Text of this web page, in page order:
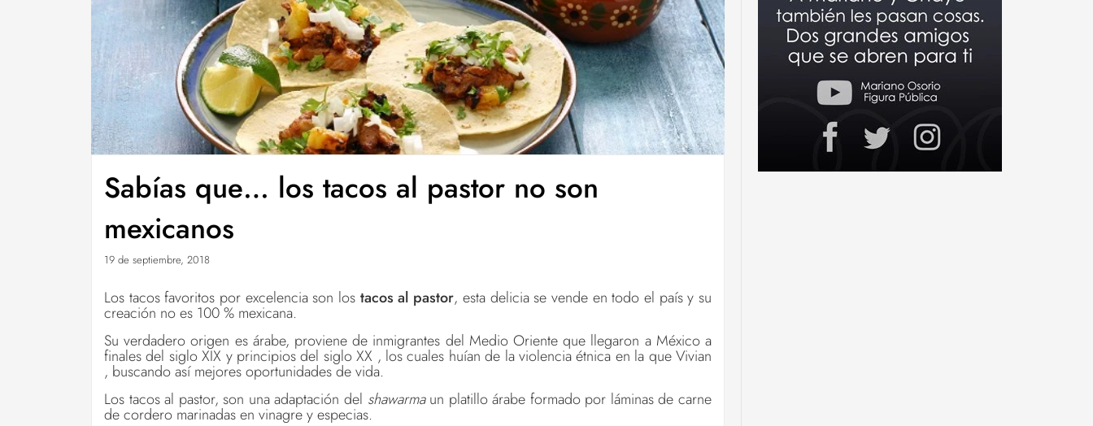
Sabías que… los tacos al pastor no son
mexicanos
19 de septiembre, 2018
Los tacos favoritos por excelencia son los tacos al pastor, esta delicia se vende en todo el país y su
creación no es 100 % mexicana.
Su verdadero origen es árabe, proviene de inmigrantes del Medio Oriente que llegaron a México a
finales del siglo XIX y principios del siglo XX , los cuales huían de la violencia étnica en la que Vivian
, buscando así mejores oportunidades de vida.
Los tacos al pastor, son una adaptación del shawarmaun platillo árabe formado por láminas de carne
de cordero marinadas en vinagre y especias.